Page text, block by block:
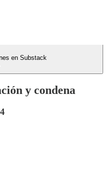
en Substack
y condena